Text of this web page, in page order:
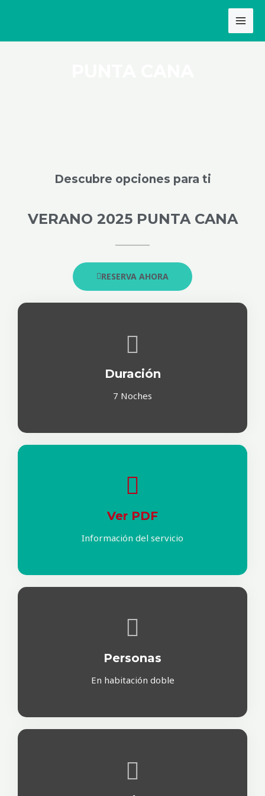
Descubre opciones para ti
VERANO 2025 PUNTA CANA
RESERVA AHORA
Duración
7 Noches
Ver PDF
Información del servicio
Personas
En habitación doble